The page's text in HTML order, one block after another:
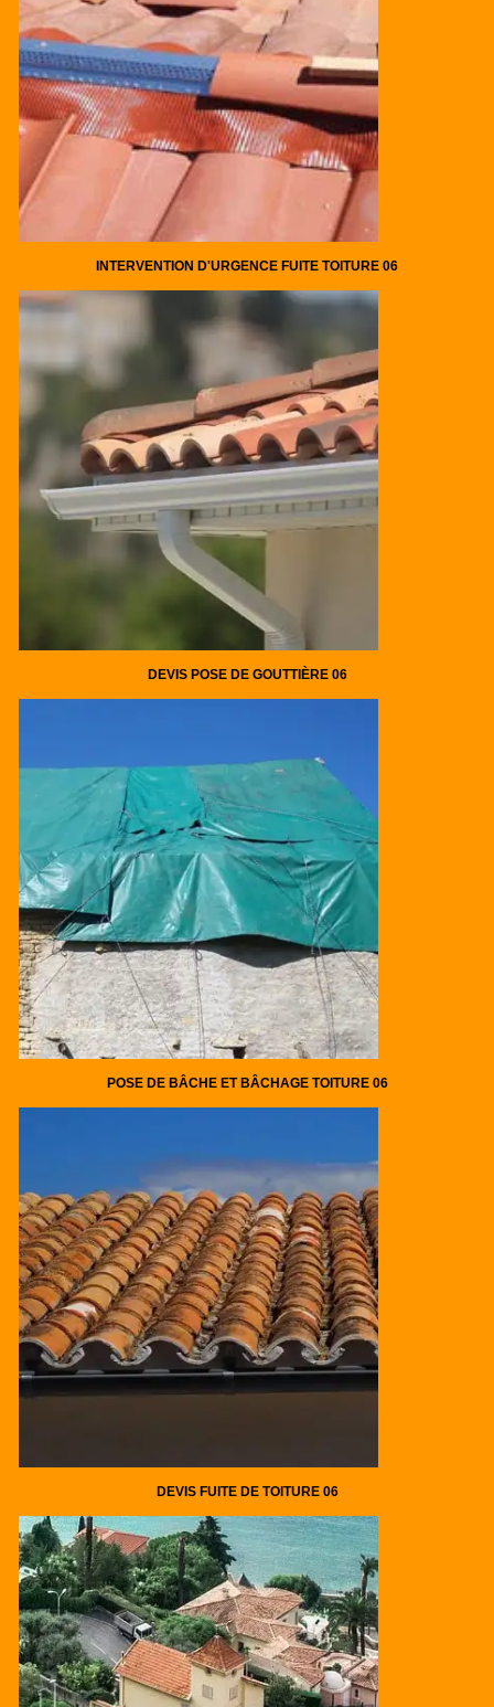
INTERVENTION D'URGENCE FUITE TOITURE 06
DEVIS POSE DE GOUTTIÈRE 06
POSE DE BÂCHE ET BÂCHAGE TOITURE 06
DEVIS FUITE DE TOITURE 06